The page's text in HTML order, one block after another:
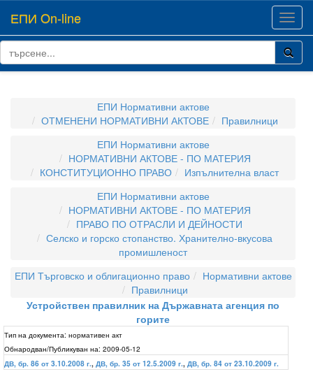
ЕПИ On-line
ЕПИ Нормативни актове
ОТМЕНЕНИ НОРМАТИВНИ АКТОВЕ
Правилници
ЕПИ Нормативни актове
НОРМАТИВНИ АКТОВЕ - ПО МАТЕРИЯ
КОНСТИТУЦИОННО ПРАВО
Изпълнителна власт
ЕПИ Нормативни актове
НОРМАТИВНИ АКТОВЕ - ПО МАТЕРИЯ
ПРАВО ПО ОТРАСЛИ И ДЕЙНОСТИ
Селско и горско стопанство. Хранително-вкусова
промишленост
ЕПИ Търговско и облигационно право
Нормативни актове
Правилници
Устройствен правилник на Държавната агенция по
горите
Тип на документа: нормативен акт
Обнародван/Публикуван на: 2009-05-12
ДВ, бр. 86 от 3.10.2008 г., ДВ, бр. 35 от 12.5.2009 г., ДВ, бр. 84 от 23.10.2009 г.